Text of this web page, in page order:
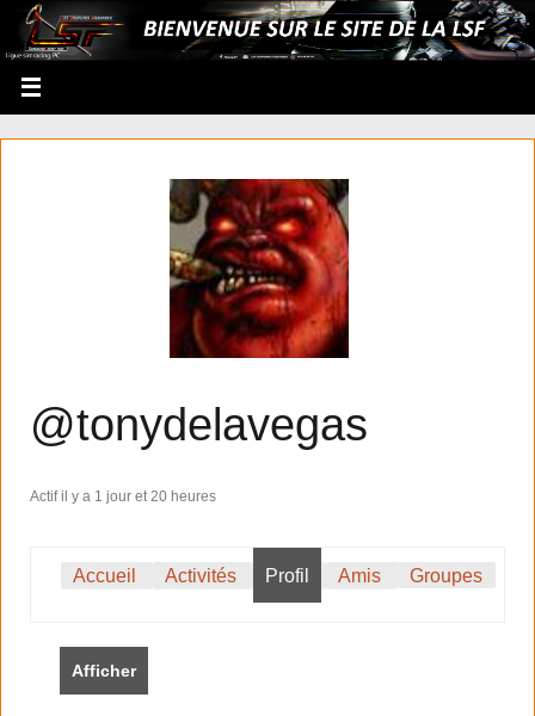
@tonydelavegas
Actif il y a 1 jour et 20 heures
Accueil Activités Profil Amis Groupes
Afficher